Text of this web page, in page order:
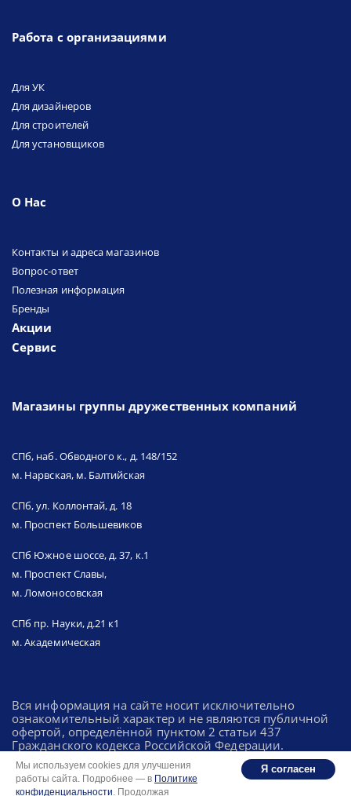
Работа с организациями
Для УК
Для дизайнеров
Для строителей
Для установщиков
О Нас
Контакты и адреса магазинов
Вопрос-ответ
Полезная информация
Бренды
Акции
Сервис
Магазины группы дружественных компаний
СПб, наб. Обводного к., д. 148/152
м. Нарвская, м. Балтийская
СПб, ул. Коллонтай, д. 18
м. Проспект Большевиков
СПб Южное шоссе, д. 37, к.1
м. Проспект Славы,
м. Ломоносовская
СПб пр. Науки, д.21 к1
м. Академическая
Вся информация на сайте носит исключительно
ознакомительный характер и не являются публичной
офертой, определённой пунктом 2 статьи 437
Гражданского кодекса Российской Федерации.
Политика конфиденциальности
Мы используем cookies для улучшения
работы сайта. Подробнее — в Политике
конфиденциальности. Продолжая
Я согласен